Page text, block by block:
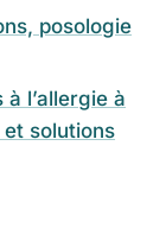
posologie
l’allergie à
et solutions